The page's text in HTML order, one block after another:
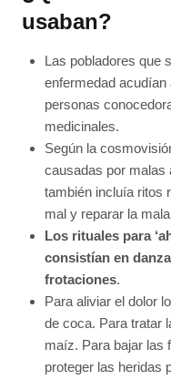
usaban?
Las pobladores que
enfermedad
personas
medicinales.
Según la
causadas por malas
también incluía ritos
mal y reparar la
Los rituales para
consistían en
frotaciones.
Para aliviar el dolor
de coca. Para tratar
maíz. Para bajar las
proteger las heridas